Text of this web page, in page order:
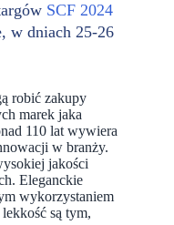
SCF 2024
w dniach 25-26
robić zakupy
marek jaka
110 lat wywiera
w branży.
jakości
Eleganckie
wykorzystaniem
są tym,